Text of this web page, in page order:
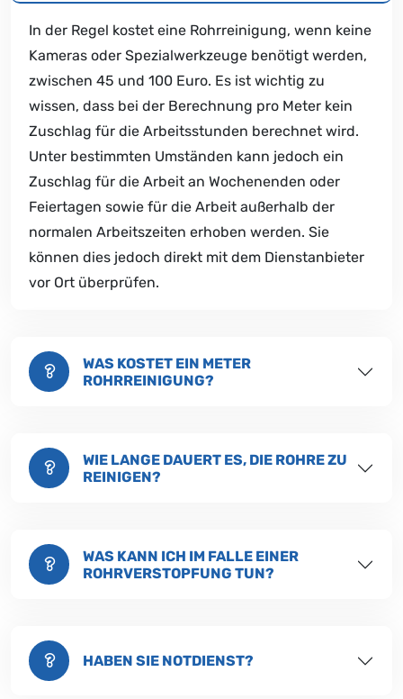
In der Regel kostet eine Rohrreinigung, wenn keine
Kameras oder Spezialwerkzeuge benötigt werden,
zwischen 45 und 100 Euro. Es ist wichtig zu
wissen, dass bei der Berechnung pro Meter kein
Zuschlag für die Arbeitsstunden berechnet wird.
Unter bestimmten Umständen kann jedoch ein
Zuschlag für die Arbeit an Wochenenden oder
Feiertagen sowie für die Arbeit außerhalb der
normalen Arbeitszeiten erhoben werden. Sie
können dies jedoch direkt mit dem Dienstanbieter
vor Ort überprüfen.
WAS KOSTET EIN METER
ROHRREINIGUNG?
WIE LANGE DAUERT ES, DIE ROHRE ZU
REINIGEN?
WAS KANN ICH IM FALLE EINER
ROHRVERSTOPFUNG TUN?
HABEN SIE NOTDIENST?